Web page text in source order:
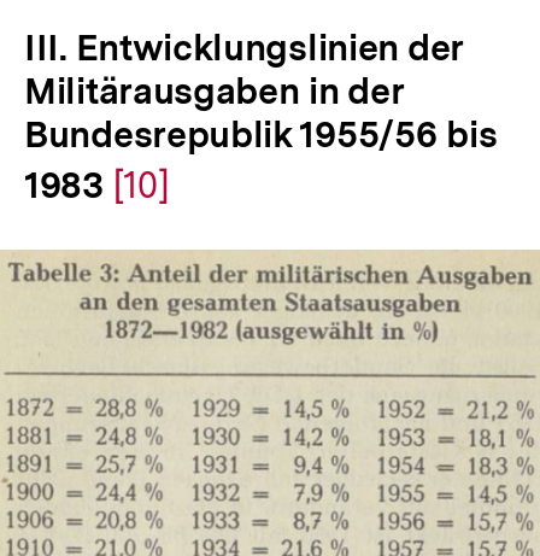
III. Entwicklungslinien der
Militärausgaben in der
Bundesrepublik 1955/56 bis
1983 Zur
Auflösung
der
[10]
In